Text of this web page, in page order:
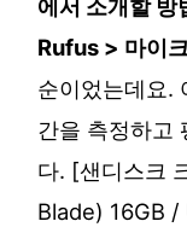
에서 소개할
Rufus > 마이
순이었는데요.
간을 측정하고
다. [샌디스크
Blade) 16GB /